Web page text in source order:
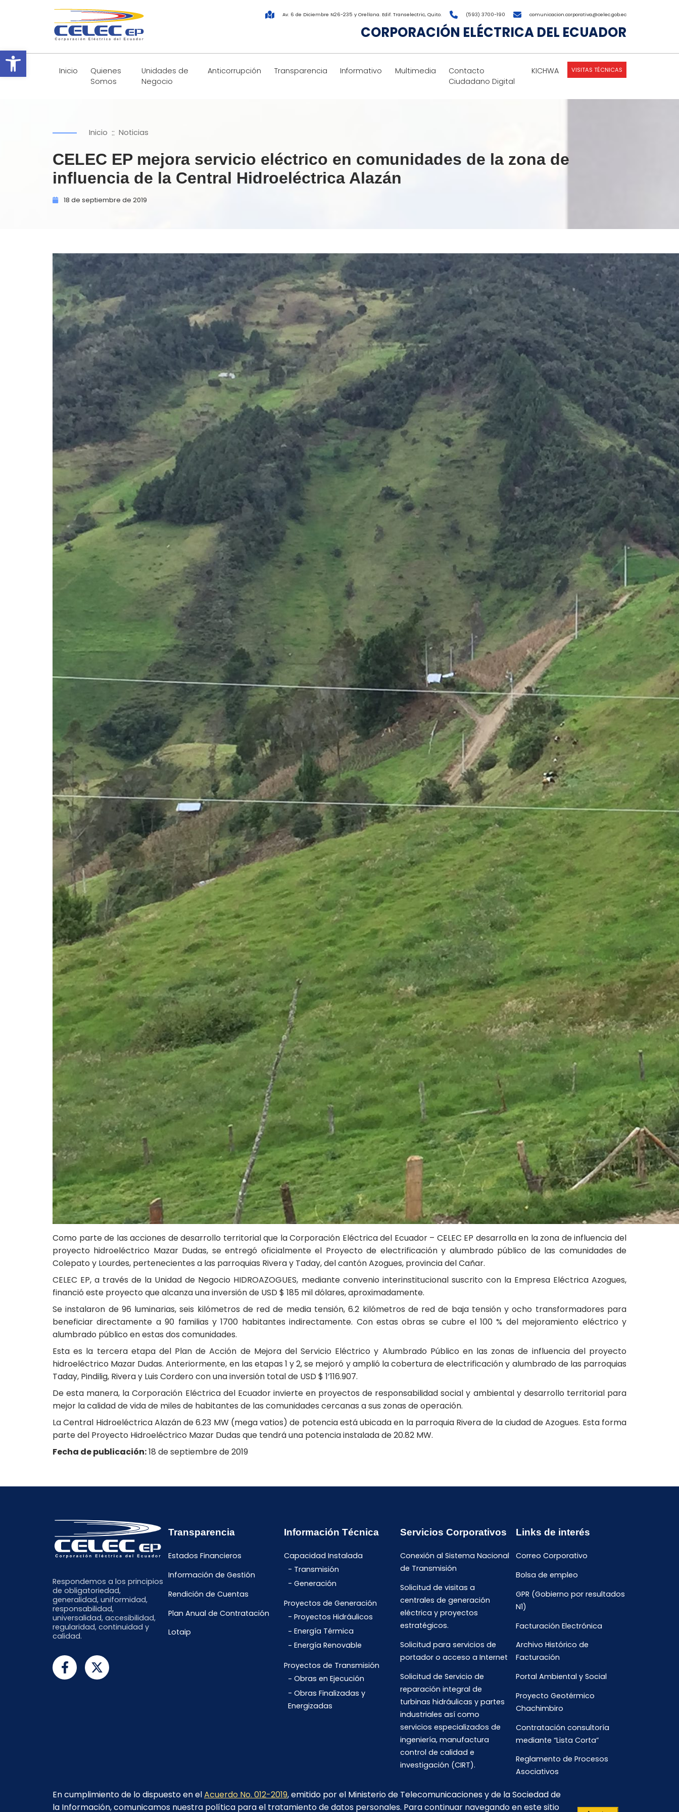
Abrir barra de herramientas
Av. 6 de Diciembre N26-235 y Orellana. Edif. Transelectric, Quito. (593) 3700-190 comunicacion.corporativa@celec.gob.ec
CORPORACIÓN ELÉCTRICA DEL ECUADOR
Inicio
Quienes
Somos
Unidades de
Negocio
Anticorrupción Transparencia Informativo Multimedia
Contacto
Ciudadano Digital
KICHWA VISITAS TÉCNICAS
Inicio :: Noticias
CELEC EP mejora servicio eléctrico en comunidades de la zona de
influencia de la Central Hidroeléctrica Alazán
18 de septiembre de 2019
Como parte de las acciones de desarrollo territorial que la Corporación Eléctrica del Ecuador – CELEC EP desarrolla en la zona de influencia del
proyecto hidroeléctrico Mazar Dudas, se entregó oficialmente el Proyecto de electrificación y alumbrado público de las comunidades de
Colepato y Lourdes, pertenecientes a las parroquias Rivera y Taday, del cantón Azogues, provincia del Cañar.
CELEC EP, a través de la Unidad de Negocio HIDROAZOGUES, mediante convenio interinstitucional suscrito con la Empresa Eléctrica Azogues,
financió este proyecto que alcanza una inversión de USD $ 185 mil dólares, aproximadamente.
Se instalaron de 96 luminarias, seis kilómetros de red de media tensión, 6.2 kilómetros de red de baja tensión y ocho transformadores para
beneficiar directamente a 90 familias y 1700 habitantes indirectamente. Con estas obras se cubre el 100 % del mejoramiento eléctrico y
alumbrado público en estas dos comunidades.
Esta es la tercera etapa del Plan de Acción de Mejora del Servicio Eléctrico y Alumbrado Público en las zonas de influencia del proyecto
hidroeléctrico Mazar Dudas. Anteriormente, en las etapas 1 y 2, se mejoró y amplió la cobertura de electrificación y alumbrado de las parroquias
Taday, Pindilig, Rivera y Luis Cordero con una inversión total de USD $ 1’116.907.
De esta manera, la Corporación Eléctrica del Ecuador invierte en proyectos de responsabilidad social y ambiental y desarrollo territorial para
mejor la calidad de vida de miles de habitantes de las comunidades cercanas a sus zonas de operación.
La Central Hidroeléctrica Alazán de 6.23 MW (mega vatios) de potencia está ubicada en la parroquia Rivera de la ciudad de Azogues. Esta forma
parte del Proyecto Hidroeléctrico Mazar Dudas que tendrá una potencia instalada de 20.82 MW.
Fecha de publicación:18 de septiembre de 2019
Respondemos a los principios
de obligatoriedad,
generalidad, uniformidad,
responsabilidad,
universalidad, accesibilidad,
regularidad, continuidad y
calidad.
Transparencia
Estados Financieros
Información de Gestión
Rendición de Cuentas
Plan Anual de Contratación
Lotaip
Información Técnica
Capacidad Instalada
Transmisión
Generación
Proyectos de Generación
Proyectos Hidráulicos
Energía Térmica
Energía Renovable
Proyectos de Transmisión
Obras en Ejecución
Obras Finalizadas y
Energizadas
Servicios Corporativos
Conexión al Sistema Nacional
de Transmisión
Solicitud de visitas a
centrales de generación
eléctrica y proyectos
estratégicos.
Solicitud para servicios de
portador o acceso a Internet
Solicitud de Servicio de
reparación integral de
turbinas hidráulicas y partes
industriales así como
servicios especializados de
ingeniería, manufactura
control de calidad e
investigación (CIRT).
Links de interés
Correo Corporativo
Bolsa de empleo
GPR (Gobierno por resultados
N1)
Facturación Electrónica
Archivo Histórico de
Facturación
Portal Ambiental y Social
Proyecto Geotérmico
Chachimbiro
Contratación consultoría
mediante “Lista Corta”
Reglamento de Procesos
Asociativos
En cumplimiento de lo dispuesto en elAcuerdo No. 012-2019, emitido por el Ministerio de Telecomunicaciones y de la Sociedad de
la Información, comunicamos nuestra política para el tratamiento de datos personales. Para continuar navegando en este sitio